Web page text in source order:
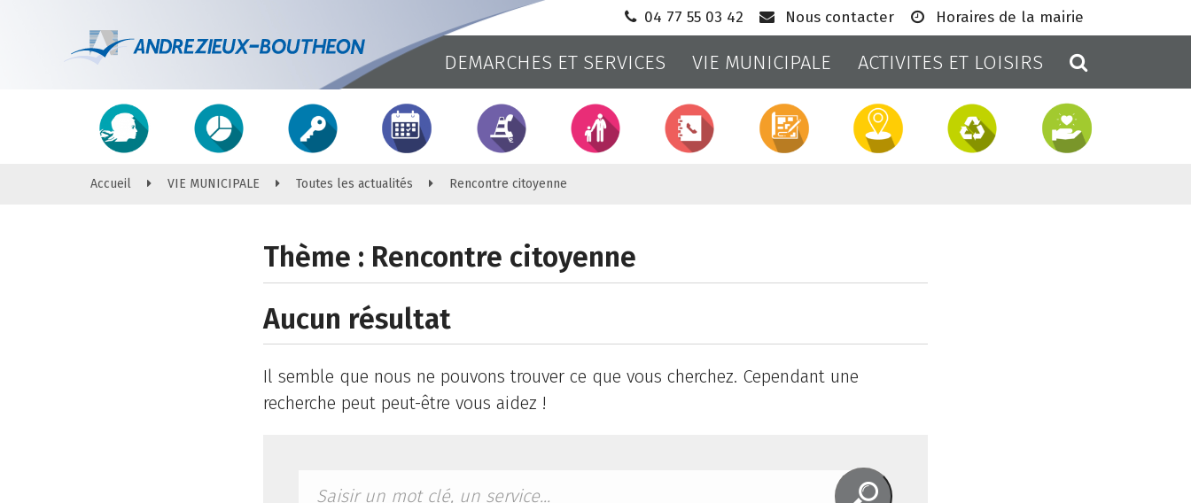
04 77 55 03 42 Nous contacter Horaires de la mairie
Ville
d'Andrézieux-
Bouthéon
DEMARCHES ET SERVICES VIE MUNICIPALE ACTIVITES ET LOISIRS
Accueil VIE MUNICIPALE Toutes les actualités Rencontre citoyenne
Thème : Rencontre citoyenne
Aucun résultat
Il semble que nous ne pouvons trouver ce que vous cherchez. Cependant une
recherche peut peut-être vous aidez !